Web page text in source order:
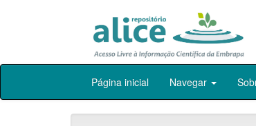
Skip
Página inicial Navegar